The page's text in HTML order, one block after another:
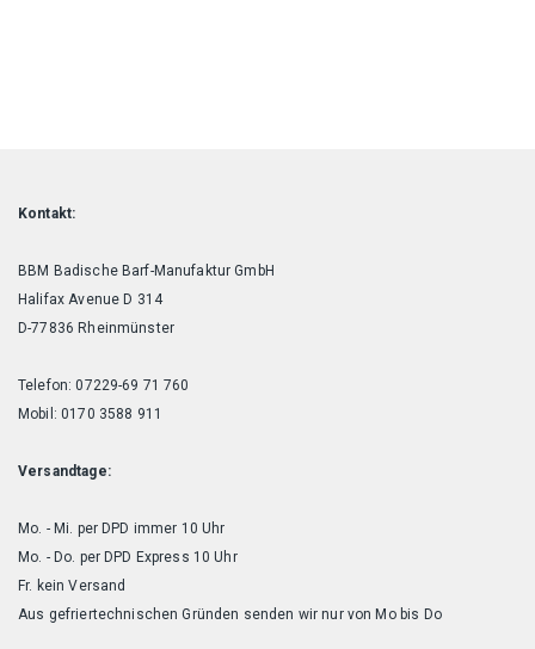
Kontakt:
BBM Badische Barf-Manufaktur GmbH
Halifax Avenue D 314
D-77836 Rheinmünster
Telefon: 07229-69 71 760
Mobil: 0170 3588 911
Versandtage:
Mo. - Mi. per DPD immer 10 Uhr
Mo. - Do. per DPD Express 10 Uhr
Fr. kein Versand
Aus gefriertechnischen Gründen senden wir nur von Mo bis Do